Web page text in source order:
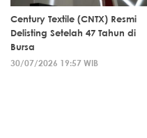
Century Textile (CNTX) Resmi
Delisting Setelah 47 Tahun di
Bursa
30/07/2026 19:57 WIB